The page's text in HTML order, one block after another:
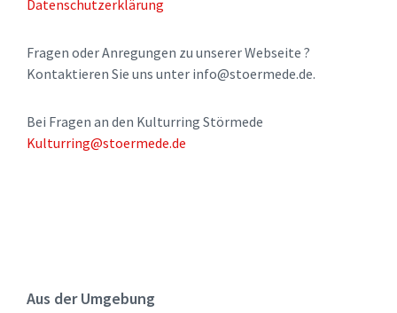
Datenschutzerklärung
Fragen oder Anregungen zu unserer Webseite ?
Kontaktieren Sie uns unter info@stoermede.de.
Bei Fragen an den Kulturring Störmede
Kulturring@stoermede.de
Aus der Umgebung